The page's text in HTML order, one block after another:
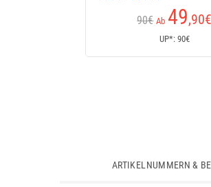
90€ Ab 49,90€
UP*: 90€
ARTIKELNUMMERN &